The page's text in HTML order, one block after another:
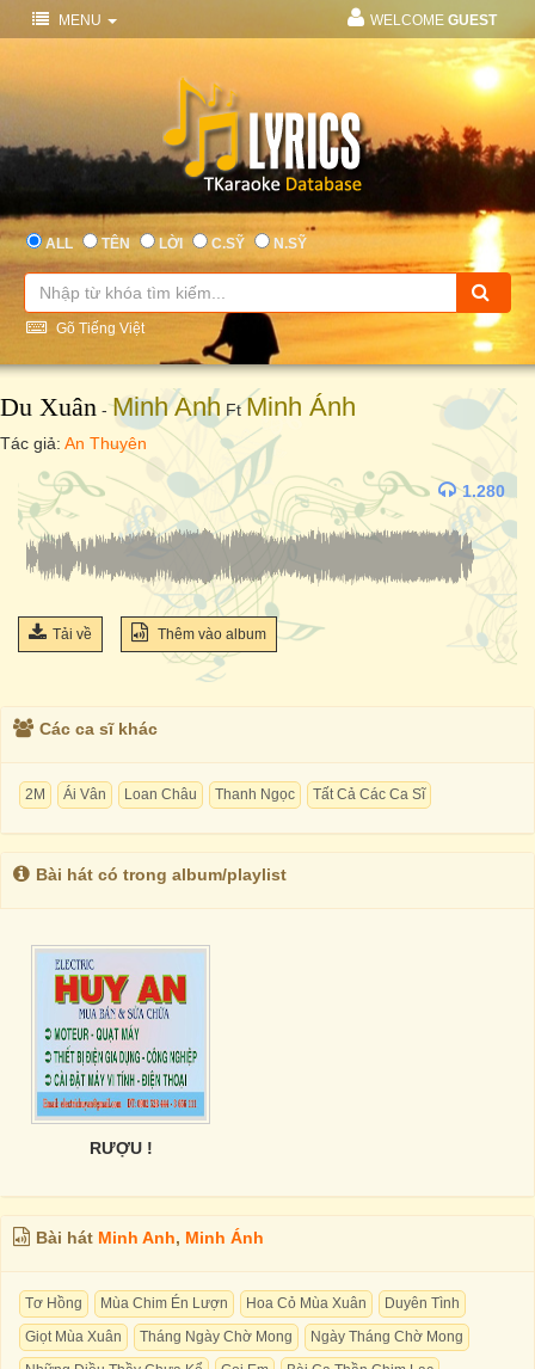
MENU WELCOME GUEST
ALL TÊN LỜI C.SỸ N.SỸ
Gõ Tiếng Việt
Du Xuân -Minh Anh FtMinh Ánh
Tác giả: An Thuyên
1.280
Tải về Thêm vào album
Các ca sĩ khác
2M Ái Vân Loan Châu Thanh Ngọc Tất Cả Các Ca Sĩ
Bài hát có trong album/playlist
RƯỢU !
Bài hát Minh Anh, Minh Ánh
Tơ Hồng Mùa Chim Én Lượn Hoa Cỏ Mùa Xuân
Duyên Tình
Giọt Mùa Xuân
Tháng Ngày Chờ Mong
Ngày Tháng Chờ Mong